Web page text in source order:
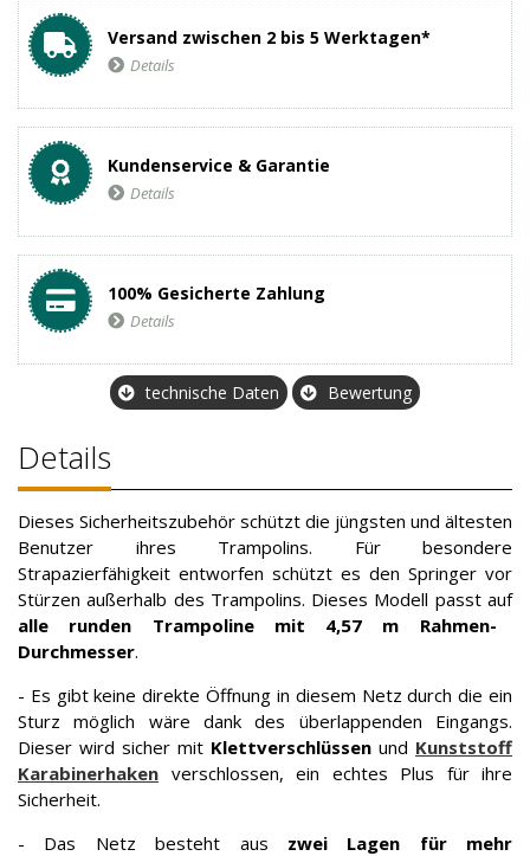
Versand zwischen 2 bis 5 Werktagen*
Details
Kundenservice & Garantie
Details
100% Gesicherte Zahlung
Details
technische Daten Bewertung
Details
Dieses Sicherheitszubehör schützt die jüngsten und ältesten
Benutzer ihres Trampolins. Für besondere
Strapazierfähigkeit entworfen schützt es den Springer vor
Stürzen außerhalb des Trampolins. Dieses Modell passt auf
alle runden Trampoline mit 4,57 m Rahmen-
Durchmesser.
- Es gibt keine direkte Öffnung in diesem Netz durch die ein
Sturz möglich wäre dank des überlappenden Eingangs.
Dieser wird sicher mit Klettverschlüssen und Kunststoff
Karabinerhaken verschlossen, ein echtes Plus für ihre
Sicherheit.
- Das Netz besteht aus zwei Lagen für mehr